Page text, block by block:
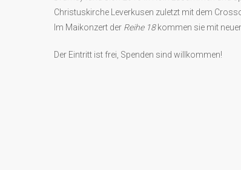
Christuskirche Leverkusen zuletzt mit dem
Im Maikonzert der Reihe 18kommen sie mit
Der Eintritt ist frei, Spenden sind willkommen!